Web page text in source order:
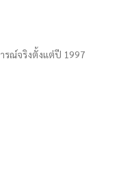
ารณ์จริงตั้งแต่ปี 1997